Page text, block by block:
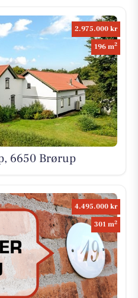
2.975.000 kr
196 m2
6650 Brørup
4.495.000 kr
301 m2